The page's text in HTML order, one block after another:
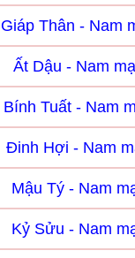
Giáp Thân - Nam
Ất Dậu - Nam
Bính Tuất - Nam
Đinh Hợi - Nam
Mậu Tý - Nam
Kỷ Sửu - Nam